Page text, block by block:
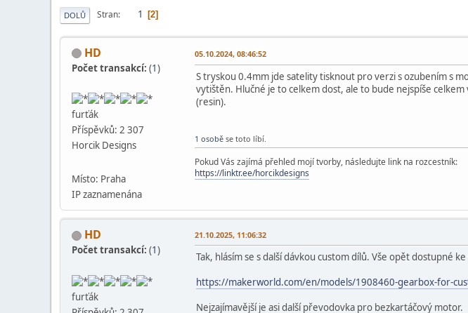
DOLŮ Stran 1 2
HD
Počet transakcí: (1)
furťák
Příspěvků: 2 307
Horcik Designs
Místo: Praha
IP zaznamenána
05.10.2024, 08:46:52
S tryskou 0.4mm jde satelity tisknout pro verzi s ozubením s
vytištěn. Hlučné je to celkem dost, ale to bude nejspíše
(resin).
1 osobě se toto líbí.
Pokud Vás zajímá přehled mojí tvorby, následujte link na rozcestník:
https://linktr.ee/horcikdesigns
HD
Počet transakcí: (1)
furťák
21.10.2025, 11:06:32
Tak, hlásím se s další dávkou custom dílů. Vše opět dostupné
https://makerworld.com/en/models/1908460-gearbox-for-
Nejzajímavější je asi další převodovka pro bezkartáčový motor.